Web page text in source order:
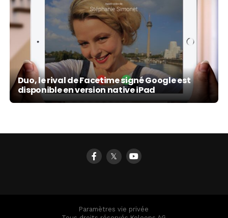
Duo, le rival de Facetime signé Google est
disponible en version native iPad
𝕏
Paramètres vie privée